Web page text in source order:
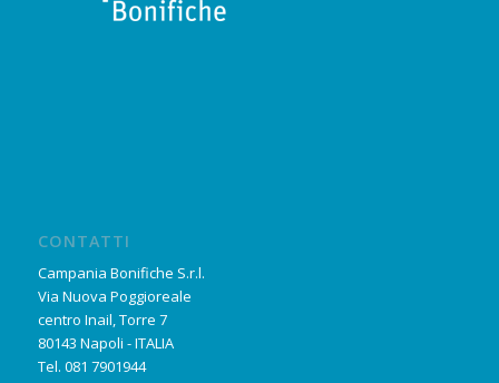
CONTATTI
Campania Bonifiche S.r.l.
Via Nuova Poggioreale
centro Inail, Torre 7
80143 Napoli - ITALIA
Tel. 081 7901944